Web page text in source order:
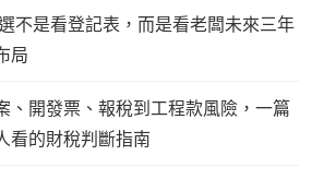
不是看登記表，而是看老闆未來三年
局
、開發票、報稅到工程款風險，一篇
看的財稅判斷指南